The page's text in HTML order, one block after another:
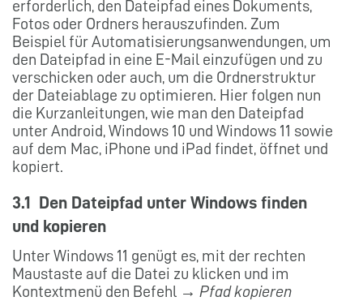
erforderlich, den Dateipfad eines Dokuments,
Fotos oder Ordners herauszufinden. Zum
Beispiel für Automatisierungsanwendungen, um
den Dateipfad in eine E-Mail einzufügen und zu
verschicken oder auch, um die Ordnerstruktur
der Dateiablage zu optimieren. Hier folgen nun
die Kurzanleitungen, wie man den Dateipfad
unter Android, Windows 10 und Windows 11 sowie
auf dem Mac, iPhone und iPad findet, öffnet und
kopiert.
3.1 Den Dateipfad unter Windows finden
und kopieren
Unter Windows 11 genügt es, mit der rechten
Maustaste auf die Datei zu klicken und im
Kontextmenü den Befehl → Pfad kopieren